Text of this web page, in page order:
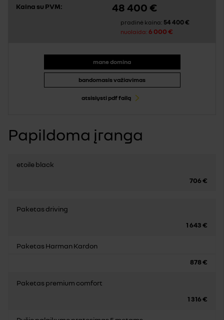
Kaina su PVM: 48 400 €
pradinė kaina: 54 400 €
nuolaida: 6 000 €
mane domina
bandomasis važiavimas
atsisiųsti pdf failą
Papildoma įranga
etoile black
706 €
Paketas driving
1 643 €
Paketas Harman Kardon
878 €
Paketas premium comfort
1 316 €